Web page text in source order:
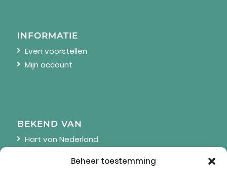
Beheer toestemming
INFORMATIE
Even voorstellen
Mijn account
BEKEND VAN
Hart van Nederland
Wendy Online